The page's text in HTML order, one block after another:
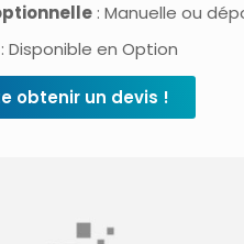
: Manuelle ou
: Disponible en Option
obtenir un devis !